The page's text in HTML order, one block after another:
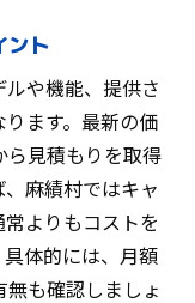
的に比較する
効率的な選定
ちな注意点
機の選び方
制が鍵
ント
や機能、提供さ
ます。最新の価
ら見積もりを取得
麻績村ではキャ
よりもコストを
体的には、月額
も確認しましょ